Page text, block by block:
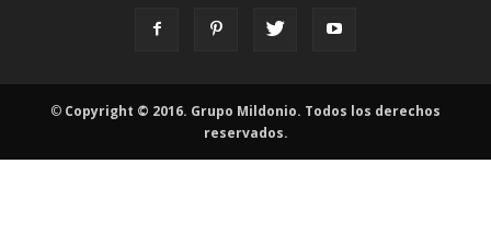
© Copyright © 2016. Grupo Mildonio. Todos los derechos
reservados.